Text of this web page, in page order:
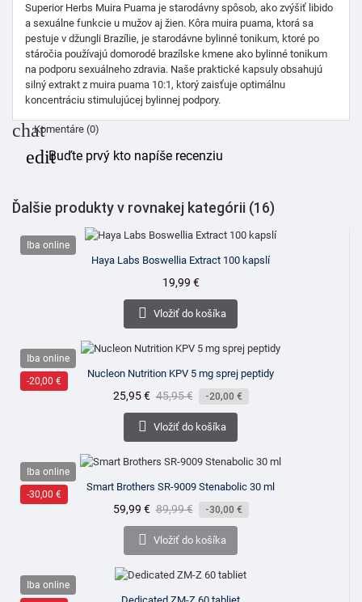
Superior Herbs Muira Puama je starodávny spôsob, ako zvýšiť libido
a sexuálne funkcie u mužov aj žien. Kôra muira puama, ktorá sa
pestuje v džungli Brazílie, je starodávne bylinné tonikum, ktoré po
stáročia používajú domorodé brazílske kmene ako bylinné tonikum
na podporu sexuálneho zdravia. Naše praktické kapsuly obsahujú
silný extrakt z muira puama 10:1, ktorý zaisťuje optimálnu
koncentráciu stimulujúcej bylinnej podpory.
chatKomentáre (0)
editBuďte prvý kto napíše recenziu
Ďalšie produkty v rovnakej kategórii (16)
Iba online
Haya Labs Boswellia Extract 100 kapslí
Cena
19,99 €
 Vložiť do košíka
Iba online
-20,00 €
Nucleon Nutrition KPV 5 mg sprej peptidy
Cena
25,95 € Bežná
cena
45,95 € -20,00 €
 Vložiť do košíka
Iba online
-30,00 €
Smart Brothers SR-9009 Stenabolic 30 ml
Cena
59,99 € Bežná
cena
89,99 € -30,00 €
 Vložiť do košíka
Iba online